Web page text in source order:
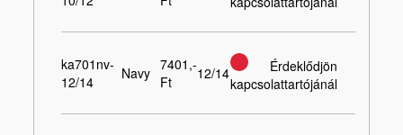
ka701nv-
12/14
Navy 7401,-
Ft
12/14
Érdeklődjön
kapcsolattartójánál